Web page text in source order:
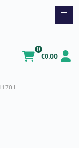
€0,00
0
II